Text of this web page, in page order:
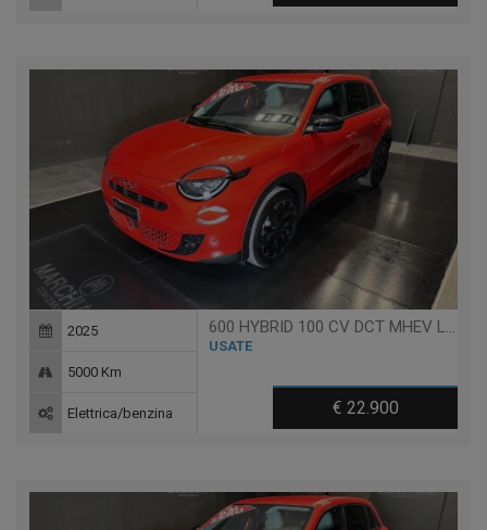
600 HYBRID 100 CV DCT MHEV LA PRIMA
USATE
€ 22.900
2025
5000 Km
Elettrica/benzina